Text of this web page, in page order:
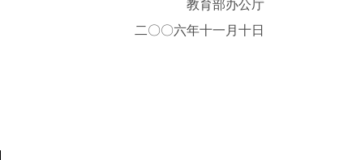
教育部办公厅
二〇〇六年十一月十日